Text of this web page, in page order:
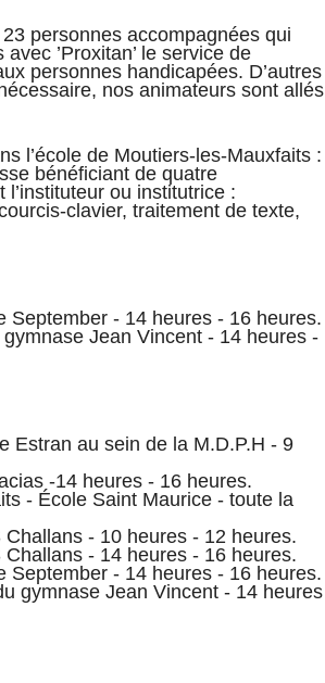
personnes accompagnées qui
’Proxitan’ le service de
personnes handicapées. D’autres
nos animateurs sont allés
l’école de Moutiers-les-Mauxfaits :
bénéficiant de quatre
ou institutrice :
clavier, traitement de texte,
September - 14 heures - 16 heures.
Jean Vincent - 14 heures -
Estran au sein de la M.D.P.H - 9
-14 heures - 16 heures.
- École Saint Maurice - toute la
- 10 heures - 12 heures.
- 14 heures - 16 heures.
September - 14 heures - 16 heures.
gymnase Jean Vincent - 14 heures